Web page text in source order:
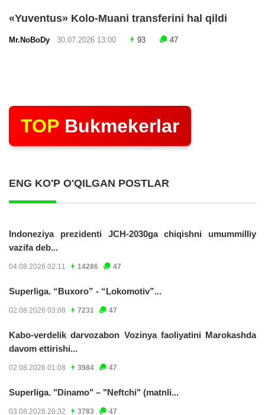
«Yuventus» Kolo-Muani transferini hal qildi
Mr.NoBoDy 30.07.2026 13:00 93 47
TOP Bukmekerlar
ENG KO'P O'QILGAN POSTLAR
Indoneziya prezidenti JCH-2030ga chiqishni umummilliy
vazifa deb...
04.08.2026 02:11 14286 47
Superliga. “Buxoro” - “Lokomotiv”...
02.08.2026 03:08 7231 47
Kabo-verdelik darvozabon Vozinya faoliyatini Marokashda
davom ettirishi...
02.08.2026 01:08 3984 47
Superliga. "Dinamo" – "Neftchi" (matnli...
03.08.2026 20:32 3783 47